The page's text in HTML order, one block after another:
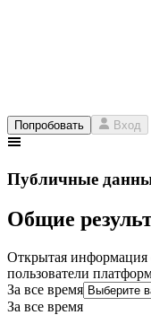
Попробовать Вход
Публичные
Общие
Открытая информация
пользователи
За все время
За все время